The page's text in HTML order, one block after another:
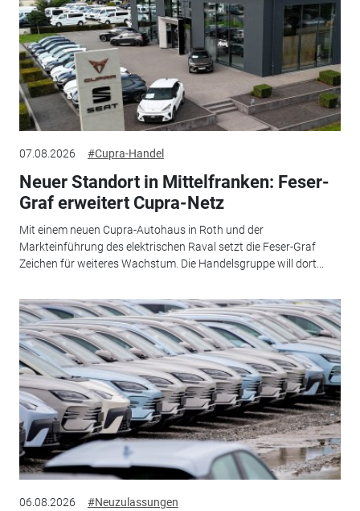
07.08.2026 #Cupra-Handel
Neuer Standort in Mittelfranken: Feser-
Graf erweitert Cupra-Netz
Mit einem neuen Cupra-Autohaus in Roth und der
Markteinführung des elektrischen Raval setzt die Feser-Graf
Zeichen für weiteres Wachstum. Die Handelsgruppe will dort...
06.08.2026 #Neuzulassungen